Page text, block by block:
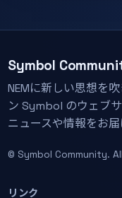
Symbol
NEMに新しい思想を
ン Symbol のウェブ
ニュースや情報をお届
© Symbol Community.
リンク